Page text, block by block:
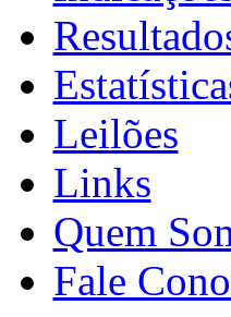
Leilões
Links
Quem
Fale